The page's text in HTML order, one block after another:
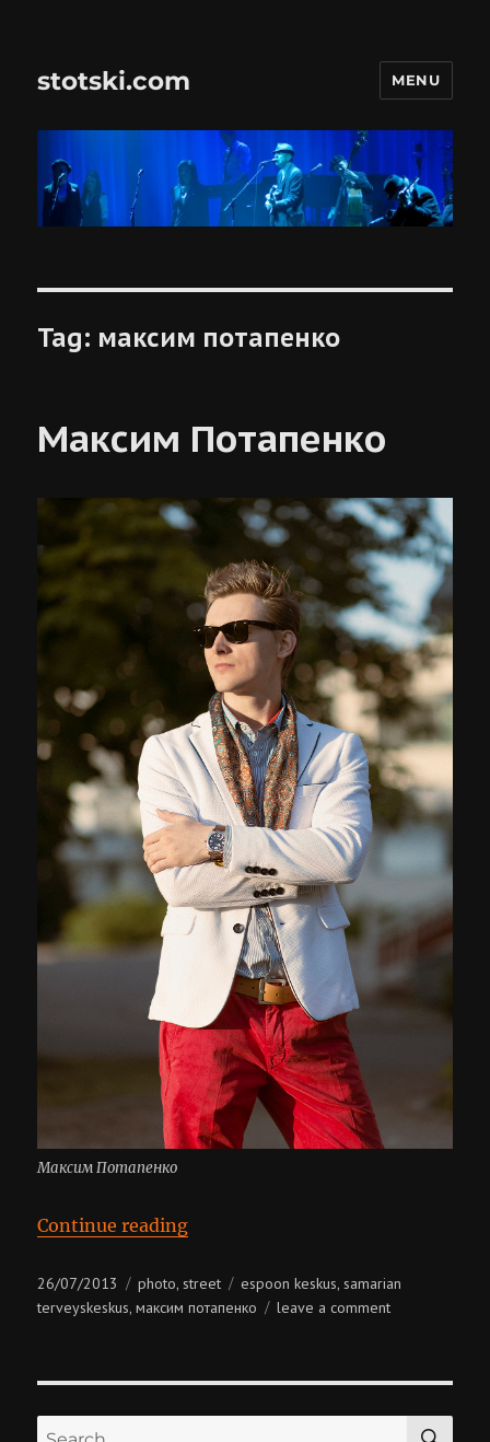
stotski.com MENU
Tag: максим потапенко
Максим Потапенко
Максим Потапенко
Continue reading“Максим Потапенко”
Posted
on
26/07/2013 Categories
photo, street Tags
espoon keskus, samarian
terveyskeskus,максим потапенко leave a commenton
Search